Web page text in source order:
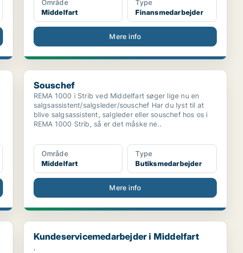
Område
Middelfart
Type
Finansmedarbejder
Mere info
Souschef
Souschef
REMA 1000 i Strib ved Middelfart søger lige nu en
salgsassistent/salgsleder/souschef Har du lyst til at
blive salgsassistent, salgleder eller souschef hos os i
REMA 1000 Strib, så er det måske ne..
Område
Middelfart
Type
Butiksmedarbejder
Mere info
Kundeservicemedarbejder i Middelfart
Kundeservicemedarbejder i Middelfart
,